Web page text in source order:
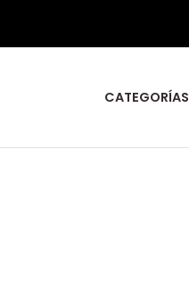
CATEGORÍAS